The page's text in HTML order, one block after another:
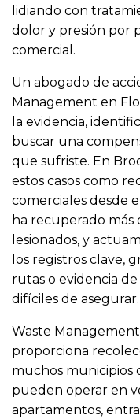
lidiando con
dolor y presión por
comercial.
Un abogado de
Management en
la evidencia,
buscar una
que sufriste. En
estos casos como
comerciales desde
ha recuperado
lesionados, y
los registros clave,
rutas o evidencia
difíciles de asegurar.
Waste
proporciona
muchos municipios
pueden operar en
apartamentos,